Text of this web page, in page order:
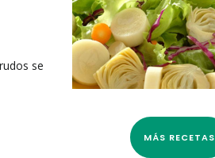
se
MÁS RECETAS